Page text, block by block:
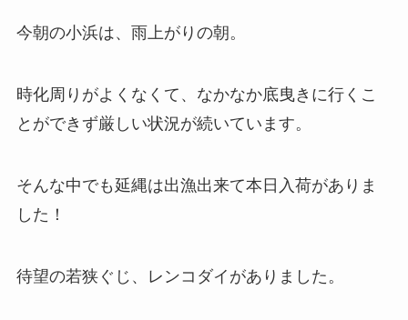
今朝の小浜は、雨上がりの朝。
時化周りがよくなくて、なかなか底曳きに行くこ
とができず厳しい状況が続いています。
そんな中でも延縄は出漁出来て本日入荷がありま
した！
待望の若狭ぐじ、レンコダイがありました。